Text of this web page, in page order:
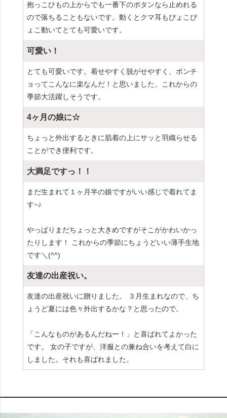
抱っこひもの上からでも一番下のボタンなら止めれる
ので落ちることもないです。動くとクマ耳もぴょこぴ
ょこ動いてとても可愛いです。
可愛い！
とても可愛いです。着せやすく脱がせやすく、ポンチ
ョってこんなに楽なんだ！と思いました。これからの
季節大活躍しそうです。
4ヶ月の娘に☆
ちょっと外出するときに肌着の上にサッと羽織らせる
ことができ便利です。
大満足ですっ！！
まだ生まれて１ヶ月半の娘ですがいい感じで着れてま
す~♪
やっぱりまだちょっと大きめですがそこがかわいかっ
たりします！ これからの季節にちょうどいい薄手生地
です＼(^^)
友達の出産祝い。
友達の出産祝いに贈りました。 ３月生まれなので、ち
ょうど夏には色々外出するかな？と思ったので。
「こんなものがあるんだねー！」と喜ばれてよかった
です。 女の子ですが、洋服との兼ね合いを考えて白に
しました。それも喜ばれました。